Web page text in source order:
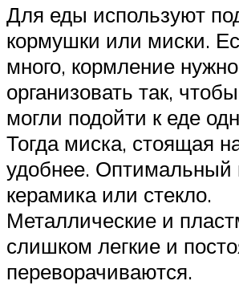
Для еды используют
кормушки или миски.
много, кормление нужно
организовать так,
могли подойти к еде
Тогда миска, стоящая
удобнее. Оптимальный
керамика или стекло.
Металлические и
слишком легкие и
переворачиваются.